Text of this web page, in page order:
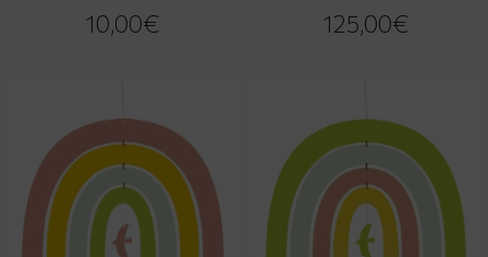
10,00€ 125,00€